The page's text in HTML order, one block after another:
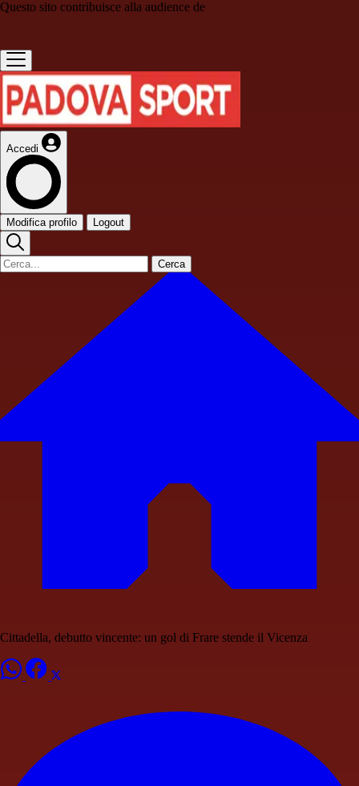
Questo sito contribuisce alla audience de
Accedi
Modifica profilo Logout
Cerca
Cittadella, debutto vincente: un gol di Frare stende il Vicenza